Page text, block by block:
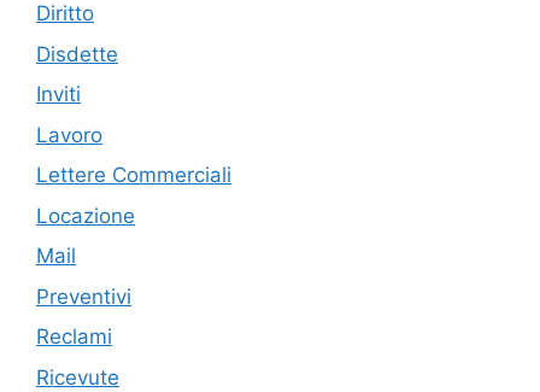
Diritto
Disdette
Inviti
Lavoro
Lettere Commerciali
Locazione
Mail
Preventivi
Reclami
Ricevute